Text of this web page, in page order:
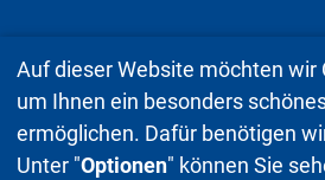
Auf dieser Website möchten wir
um Ihnen ein besonders
ermöglichen. Dafür benötigen
Unter "Optionen" können Sie